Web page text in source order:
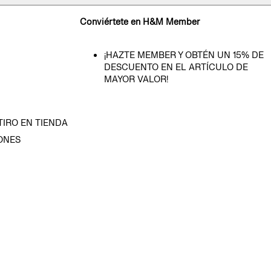
EN TIENDA
Conviértete en H&M Member
¡HAZTE MEMBER Y OBTÉN UN 15% DE
DESCUENTO EN EL ARTÍCULO DE
MAYOR VALOR!